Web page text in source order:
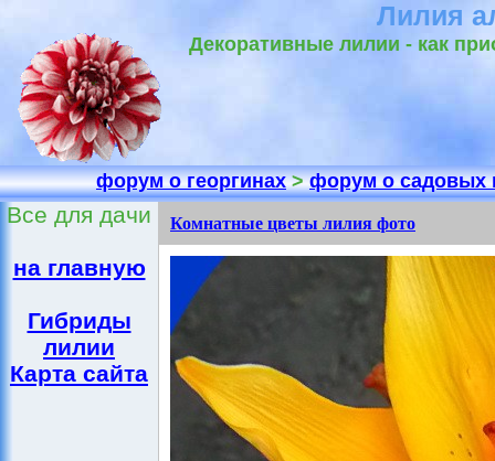
Лилия
Декоративные лилии - как
форум о георгинах>форум о садовых
Все для дачи
на главную
Гибриды
лилии
Карта сайта
Комнатные цветы лилия фото